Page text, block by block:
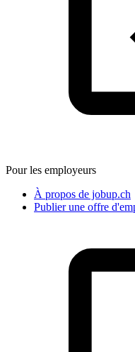
Pour les employeurs
À propos de jobup.ch
Publier une offre